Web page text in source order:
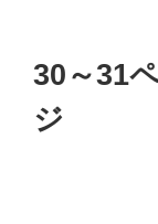
30～31
ジ